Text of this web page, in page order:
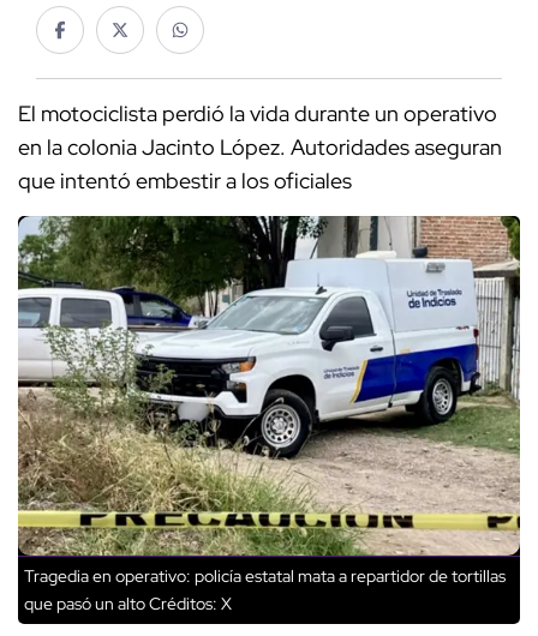
El motociclista perdió la vida durante un operativo
en la colonia Jacinto López. Autoridades aseguran
que intentó embestir a los oficiales
Tragedia en operativo: policía estatal mata a repartidor de tortillas
que pasó un altoCréditos: X